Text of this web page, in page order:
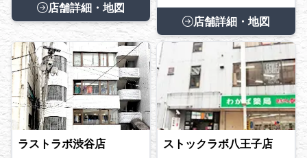
店舗詳細・地図
店舗詳細・地図
ラストラボ渋谷店
ストックラボ八王子店